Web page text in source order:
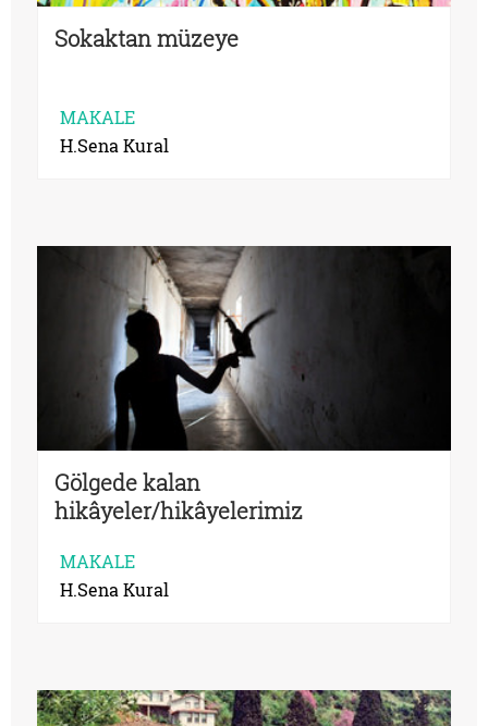
Sokaktan müzeye
MAKALE
H.Sena Kural
Gölgede kalan
hikâyeler/hikâyelerimiz
MAKALE
H.Sena Kural